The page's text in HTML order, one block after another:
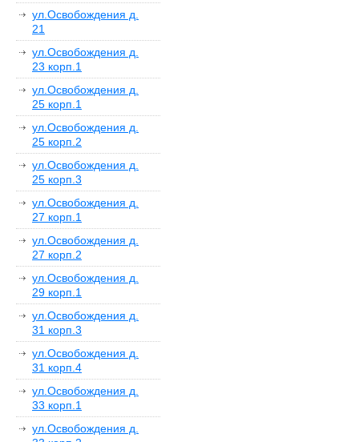
ул.Освобождения д.
21
ул.Освобождения д.
23 корп.1
ул.Освобождения д.
25 корп.1
ул.Освобождения д.
25 корп.2
ул.Освобождения д.
25 корп.3
ул.Освобождения д.
27 корп.1
ул.Освобождения д.
27 корп.2
ул.Освобождения д.
29 корп.1
ул.Освобождения д.
31 корп.3
ул.Освобождения д.
31 корп.4
ул.Освобождения д.
33 корп.1
ул.Освобождения д.